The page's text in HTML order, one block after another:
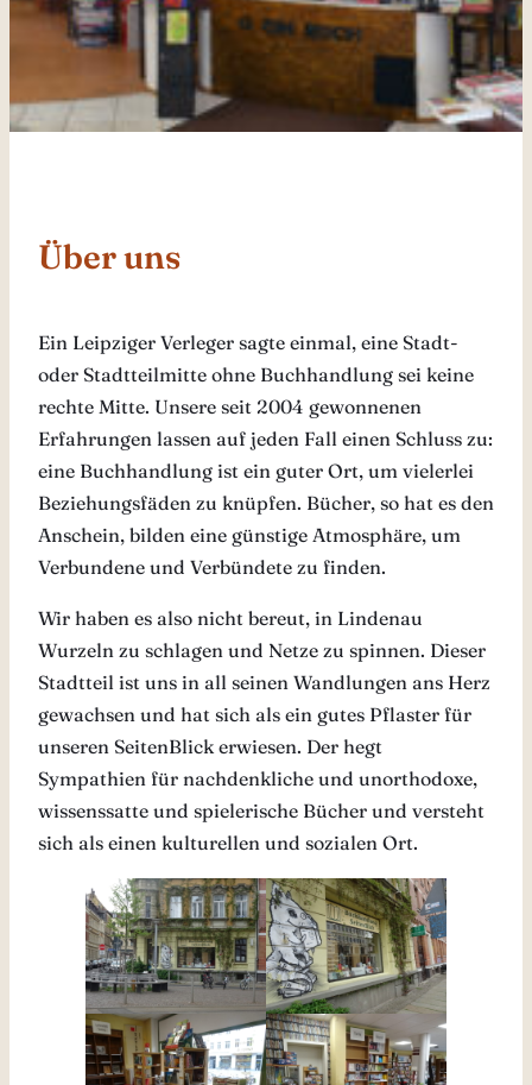
Über uns
Ein Leipziger Verleger sagte einmal, eine Stadt-
oder Stadtteilmitte ohne Buchhandlung sei keine
rechte Mitte. Unsere seit 2004 gewonnenen
Erfahrungen lassen auf jeden Fall einen Schluss zu:
eine Buchhandlung ist ein guter Ort, um vielerlei
Beziehungsfäden zu knüpfen. Bücher, so hat es den
Anschein, bilden eine günstige Atmosphäre, um
Verbundene und Verbündete zu finden.
Wir haben es also nicht bereut, in Lindenau
Wurzeln zu schlagen und Netze zu spinnen. Dieser
Stadtteil ist uns in all seinen Wandlungen ans Herz
gewachsen und hat sich als ein gutes Pflaster für
unseren SeitenBlick erwiesen. Der hegt
Sympathien für nachdenkliche und unorthodoxe,
wissenssatte und spielerische Bücher und versteht
sich als einen kulturellen und sozialen Ort.